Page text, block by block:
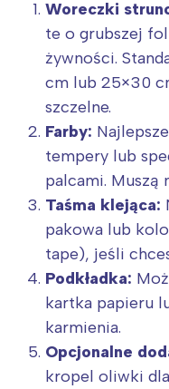
Woreczki
te o grubszej
żywności.
cm lub 25×30
szczelne.
Farby:
tempery lub
palcami. Muszą
Taśma klejąca:
pakowa lub
tape), jeśli
Podkładka:
kartka papieru
karmienia.
Opcjonalne
kropel oliwki